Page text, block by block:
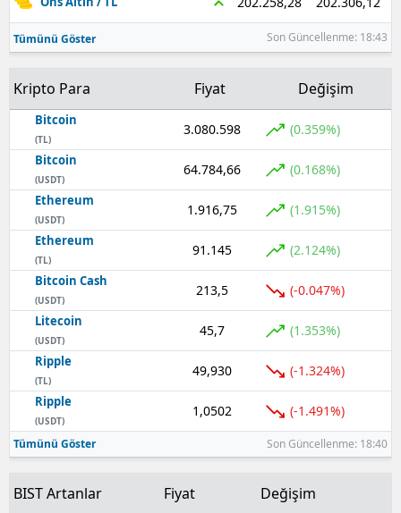
Tümünü Göster Son Güncellenme: 18:43
Kripto Para Fiyat Değişim
Bitcoin
(TL)
3.080.598 (0.359%)
Bitcoin
(USDT)
64.784,66 (0.168%)
Ethereum
(USDT)
1.916,75 (1.915%)
Ethereum
(TL)
91.145 (2.124%)
Bitcoin Cash
(USDT)
213,5 (-0.047%)
Litecoin
(USDT)
45,7 (1.353%)
Ripple
(TL)
49,930 (-1.324%)
Ripple
(USDT)
1,0502 (-1.491%)
Tümünü Göster Son Güncellenme: 18:40
BIST Artanlar Fiyat Değişim